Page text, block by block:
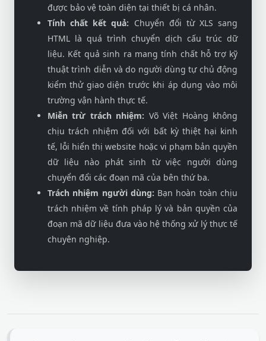
được bảo vệ toàn diện tại thiết bị cá nhân.
Tính chất kết quả: Chuyển đổi từ XLS sang
HTML là quá trình chuyển dịch cấu trúc dữ
liệu. Kết quả sinh ra mang tính chất hỗ trợ kỹ
thuật trình diễn và do người dùng tự chủ động
kiểm thử giao diện trước khi áp dụng vào môi
trường vận hành thực tế.
Miễn trừ trách nhiệm: Võ Việt Hoàng không
chịu trách nhiệm đối với bất kỳ thiệt hại kinh
tế, lỗi hiển thị website hoặc vi phạm bản quyền
dữ liệu nào phát sinh từ việc người dùng
chuyển đổi các đoạn mã của bên thứ ba.
Trách nhiệm người dùng: Bạn hoàn toàn chịu
trách nhiệm về tính pháp lý và bản quyền của
đoạn mã dữ liệu đưa vào hệ thống xử lý thực tế
chuyên nghiệp.